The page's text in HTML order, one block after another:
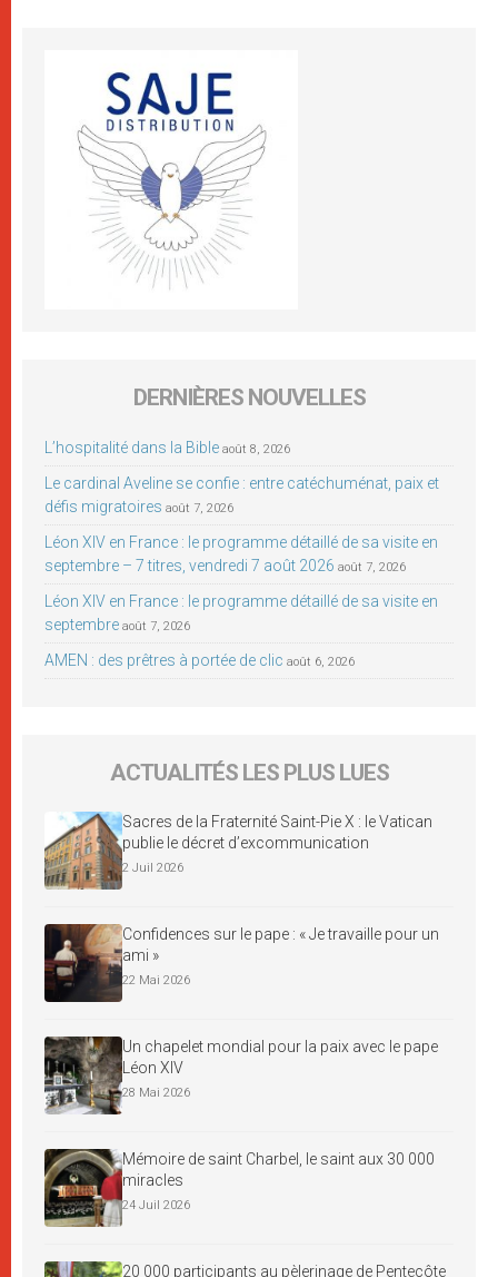
DERNIÈRES NOUVELLES
L’hospitalité dans la Bible août 8, 2026
Le cardinal Aveline se confie : entre catéchuménat, paix et
défis migratoires août 7, 2026
Léon XIV en France : le programme détaillé de sa visite en
septembre – 7 titres, vendredi 7 août 2026 août 7, 2026
Léon XIV en France : le programme détaillé de sa visite en
septembre août 7, 2026
AMEN : des prêtres à portée de clic août 6, 2026
ACTUALITÉS LES PLUS LUES
Sacres de la Fraternité Saint-Pie X : le Vatican
publie le décret d’excommunication
2 Juil 2026
Confidences sur le pape : « Je travaille pour un
ami »
22 Mai 2026
Un chapelet mondial pour la paix avec le pape
Léon XIV
28 Mai 2026
Mémoire de saint Charbel, le saint aux 30 000
miracles
24 Juil 2026
20 000 participants au pèlerinage de Pentecôte